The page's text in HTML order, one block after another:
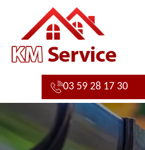
03 59 28 17 30